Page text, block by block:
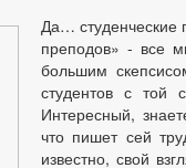
Да… студенческие
преподов» - все
большим
студентов с той
Интересный,
что пишет сей
известно, свой